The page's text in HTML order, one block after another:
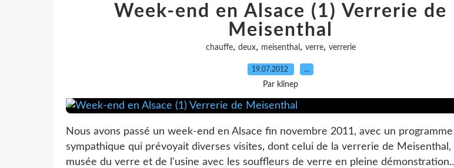
Week-end en Alsace (1) Verrerie de
Meisenthal
chauffe, deux, meisenthal , verre, verrerie
19.07.2012 …
Par klinep
Nous avons passé un week-end en Alsace fin novembre 2011, avec un programme
sympathique qui prévoyait diverses visites, dont celui de la verrerie de Meisenthal,
musée du verre et de l'usine avec les souffleurs de verre en pleine